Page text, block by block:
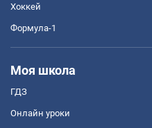
Хоккей
Формула-1
Моя школа
ГДЗ
Онлайн уроки